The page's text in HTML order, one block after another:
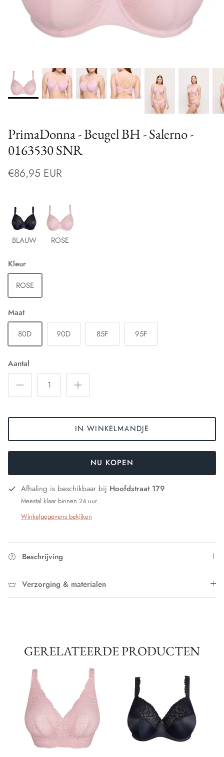
PrimaDonna - Beugel BH - Salerno -
0163530 SNR
€86,95 EUR
BLAUW ROSE
Kleur
ROSE
Maat
80D
90D 85F 95F
Aantal
IN WINKELMANDJE
NU KOPEN
Afhaling is beschikbaar bij Hoofdstraat 179
Meestal klaar binnen 24 uur
Winkelgegevens bekijken
Beschrijving
Verzorging & materialen
GERELATEERDE PRODUCTEN